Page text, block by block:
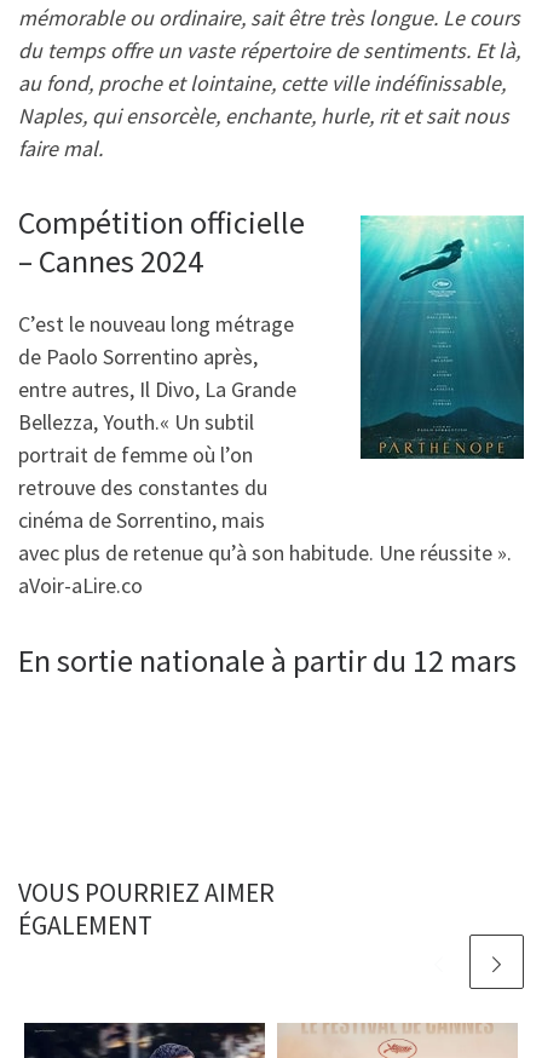
mémorable ou ordinaire, sait être très longue. Le cours
du temps offre un vaste répertoire de sentiments. Et là,
au fond, proche et lointaine, cette ville indéfinissable,
Naples, qui ensorcèle, enchante, hurle, rit et sait nous
faire mal.
Compétition officielle
– Cannes 2024
C’est le nouveau long métrage
de Paolo Sorrentino après,
entre autres, Il Divo, La Grande
Bellezza, Youth.« Un subtil
portrait de femme où l’on
retrouve des constantes du
cinéma de Sorrentino, mais
avec plus de retenue qu’à son habitude. Une réussite ».
aVoir-aLire.co
En sortie nationale à partir du 12 mars
VOUS POURRIEZ AIMER
ÉGALEMENT